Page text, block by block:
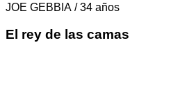
JOE GEBBIA / 34 años
El rey de las camas